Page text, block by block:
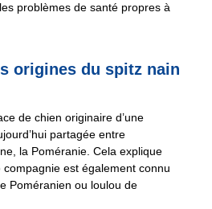
problèmes de santé propres à
origines du spitz nain
de chien originaire d’une
partagée entre
la Poméranie. Cela explique
est également connu
Poméranien ou loulou de